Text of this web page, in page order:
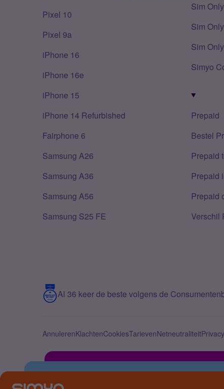
Pixel 10
Pixel 9a
iPhone 16
iPhone 16e
iPhone 15
iPhone 14 Refurbished
Fairphone 6
Samsung A26
Samsung A36
Samsung A56
Samsung S25 FE
Sim
Sim
Sim
Simyo
Prepaid
Bestel
Prepaid
Prepaid
Prepaid
Verschil
Al 36 keer de beste volgens de
AnnulerenKlachtenCookiesTarievenNetneutraliteitPrivacy